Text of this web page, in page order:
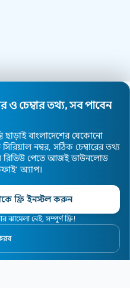
সংরক্ষিত।
ডাক্তার ব্রান্ডিং এজেন্সি, ডক্টর
ও চেম্বার তথ্য, সব পাবেন
ছাড়াই বাংলাদেশের যেকোনো
নম্বর, সঠিক চেম্বারের তথ্য
পেতে আজই ডাউনলোড
অ্যাপ।
ফ্রি ইনস্টল করুন
ঝামেলা নেই, সম্পুর্ণ ফ্রি!